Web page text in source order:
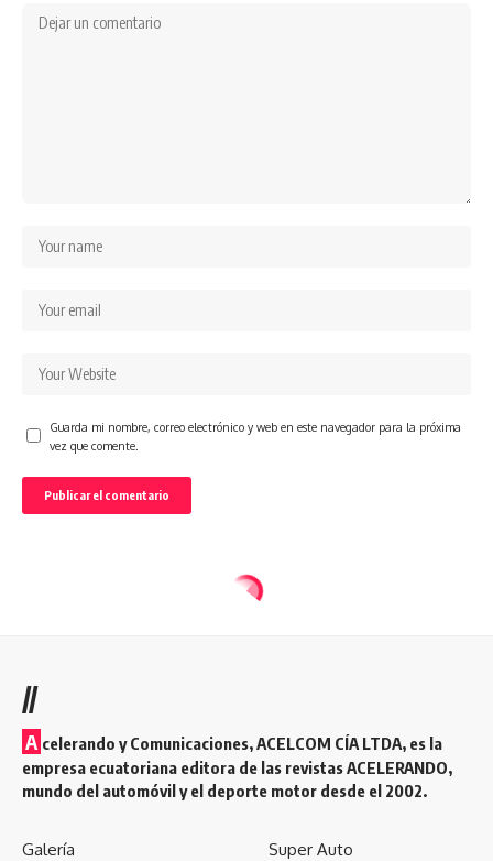
Guarda mi nombre, correo electrónico y web en este navegador para la próxima
vez que comente.
//
A celerando y Comunicaciones, ACELCOM CÍA LTDA, es la
empresa ecuatoriana editora de las revistas ACELERANDO,
mundo del automóvil y el deporte motor desde el 2002.
Galería
Super Auto